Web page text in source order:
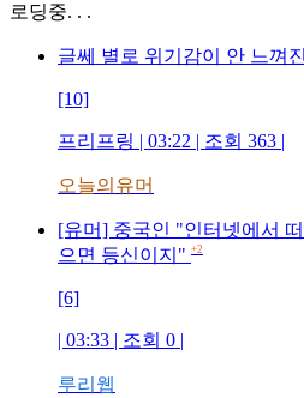
로딩중. . .
글쎄 별로 위기감이 안 느껴
[10]
프리프링 | 03:22 | 조회 363 |
오늘의유머
[유머] 중국인 "인터넷에서
으면 등신이지" +2
[6]
| 03:33 | 조회 0 |
루리웹